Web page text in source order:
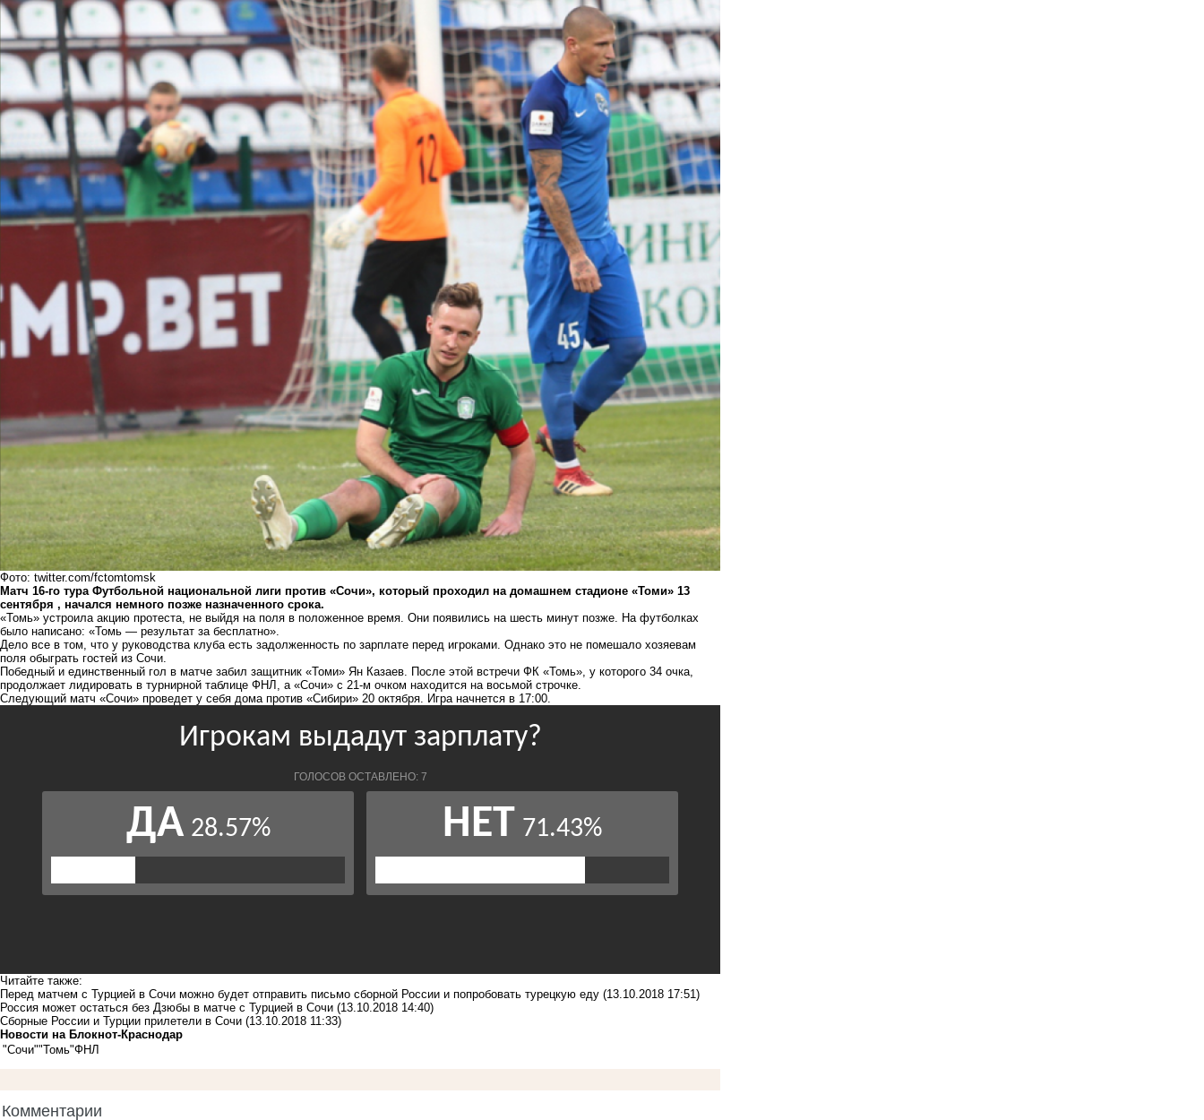
Фото: twitter.com/fctomtomsk
Матч 16-го тура Футбольной национальной лиги против «Сочи», который проходил на домашнем стадионе «Томи» 13
сентября , начался немного позже назначенного срока.
«Томь» устроила акцию протеста, не выйдя на поля в положенное время. Они появились на шесть минут позже. На футболках
было написано: «Томь — результат за бесплатно».
Дело все в том, что у руководства клуба есть задолженность по зарплате перед игроками. Однако это не помешало хозяевам
поля обыграть гостей из Сочи.
Победный и единственный гол в матче забил защитник «Томи» Ян Казаев. После этой встречи ФК «Томь», у которого 34 очка,
продолжает лидировать в турнирной таблице ФНЛ, а «Сочи» с 21-м очком находится на восьмой строчке.
Следующий матч «Сочи» проведет у себя дома против «Сибири» 20 октября. Игра начнется в 17:00.
Читайте также:
Перед матчем с Турцией в Сочи можно будет отправить письмо сборной России и попробовать турецкую еду (13.10.2018 17:51)
Россия может остаться без Дзюбы в матче с Турцией в Сочи (13.10.2018 14:40)
Сборные России и Турции прилетели в Сочи (13.10.2018 11:33)
Новости на Блoкнoт-Краснодар
"Сочи""Томь"ФНЛ
Комментарии